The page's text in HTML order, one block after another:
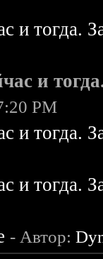
и тогда.
и
PM
и тогда.
и тогда.
- Автор: